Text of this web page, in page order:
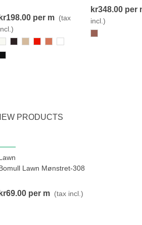
per m (tax
kr348.00 per
incl.)
PRODUCTS
Lawn Mønstret-308
per m (tax incl.)